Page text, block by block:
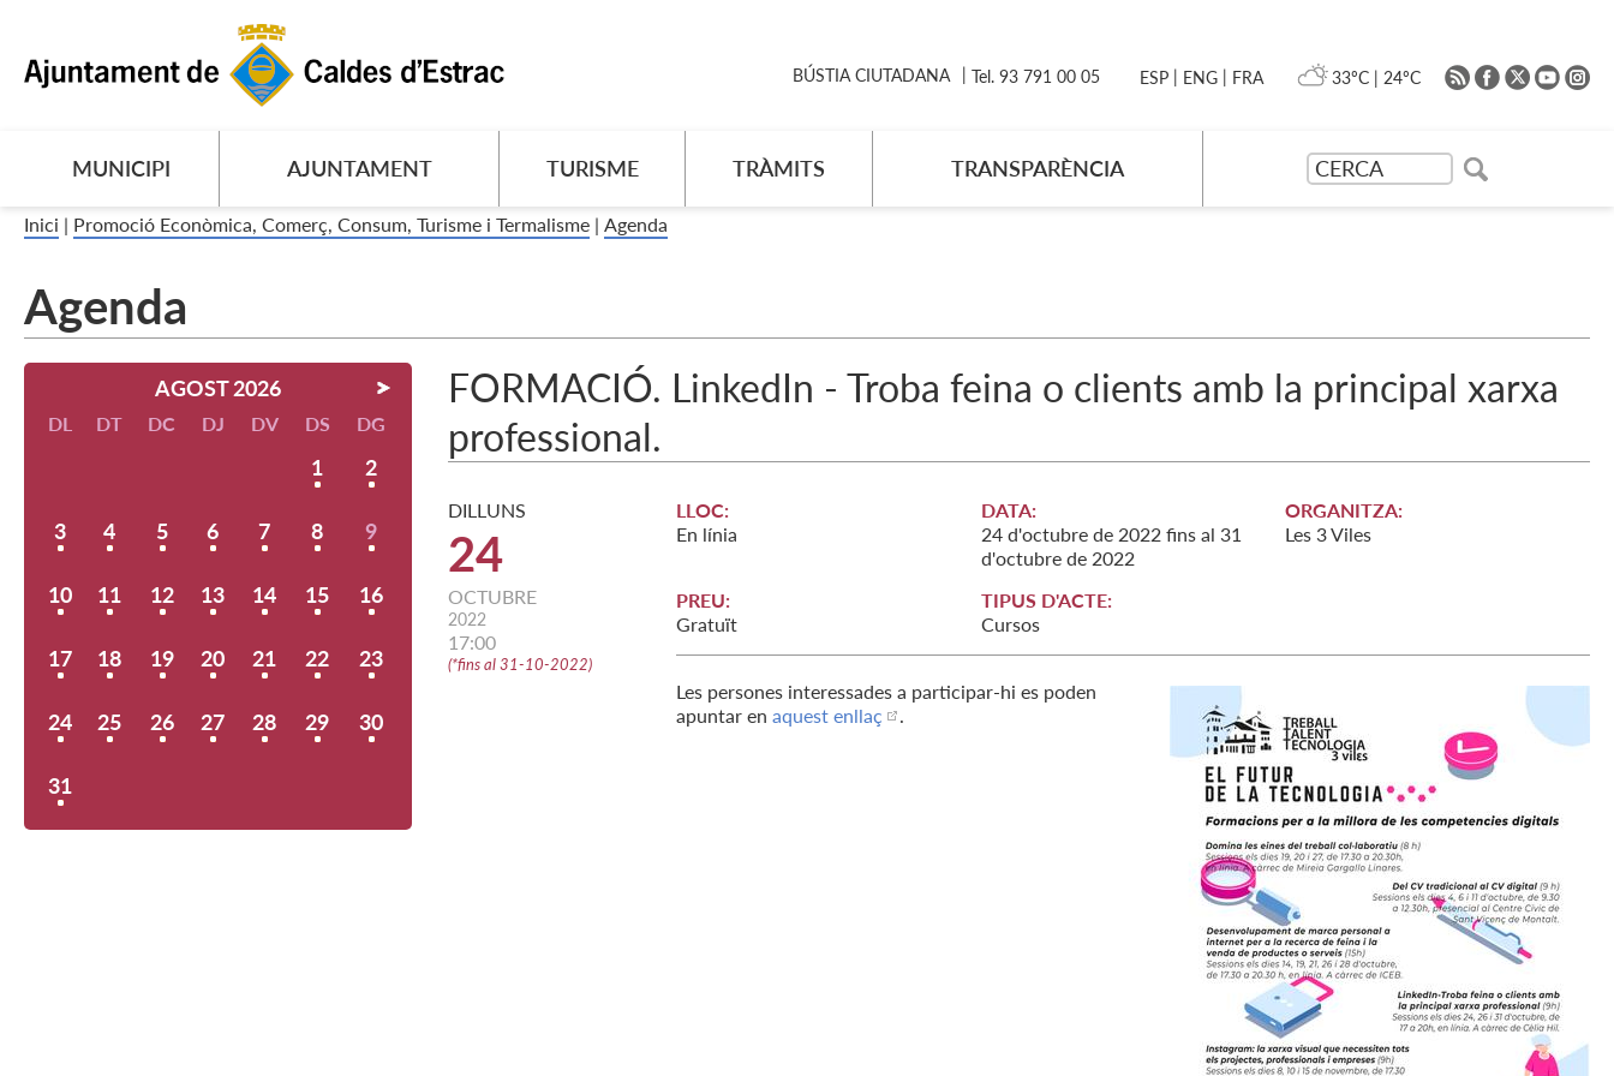
MUNICIPI AJUNTAMENT TURISME TRÀMITS TRANSPARÈNCIA
BÚSTIA CIUTADANA Tel. 93 791 00 05 ESP | ENG | FRA 33ºC | 24ºC
Inici | Promoció Econòmica, Comerç, Consum, Turisme i Termalisme | Agenda
Agenda
AGOST 2026
DL DT DC DJ DV DS DG
1 2
3 4 5 6 7 8 9
10 11 12 13 14 15 16
17 18 19 20 21 22 23
24 25 26 27 28 29 30
31
FORMACIÓ. LinkedIn - Troba feina o clients amb la principal xarxa
professional.
DILLUNS
24
OCTUBRE
2022
17:00
(*fins al 31-10-2022)
LLOC:
En línia
DATA:
24 d'octubre de2022 fins al 31
d'octubre de2022
ORGANITZA:
Les 3 Viles
PREU:
Gratuït
TIPUS D'ACTE:
Cursos
Les persones interessades a participar-hi es poden
apuntar enaquest enllaç .